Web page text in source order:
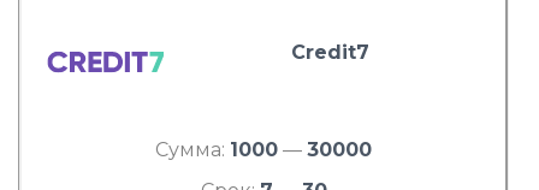
Credit7
Сумма: 1000 — 30000